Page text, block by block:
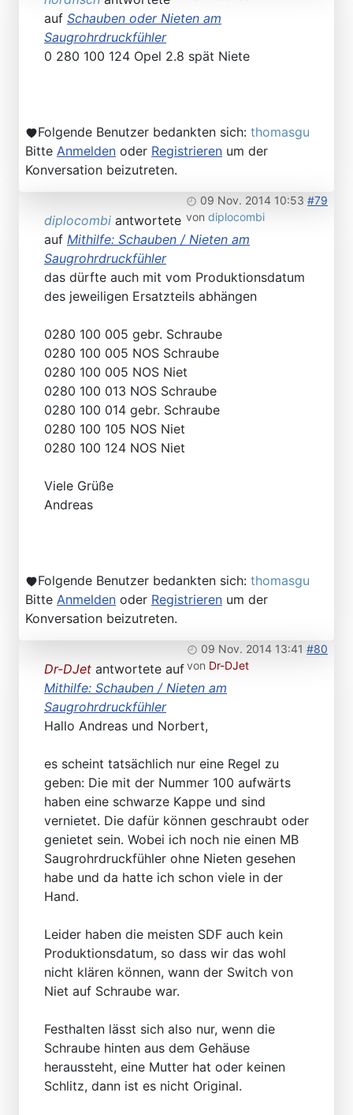
auf Schauben oder Nieten am
Saugrohrdruckfühler
0 280 100 124 Opel 2.8 spät Niete
Folgende Benutzer bedankten sich: thomasgu
Bitte Anmelden oder Registrieren um der
Konversation beizutreten.
09 Nov. 2014 10:53 #79
von diplocombi
diplocombi antwortete
auf Mithilfe: Schauben / Nieten am
Saugrohrdruckfühler
das dürfte auch mit vom Produktionsdatum
des jeweiligen Ersatzteils abhängen
0280 100 005 gebr. Schraube
0280 100 005 NOS Schraube
0280 100 005 NOS Niet
0280 100 013 NOS Schraube
0280 100 014 gebr. Schraube
0280 100 105 NOS Niet
0280 100 124 NOS Niet
Viele Grüße
Andreas
Folgende Benutzer bedankten sich: thomasgu
Bitte Anmelden oder Registrieren um der
Konversation beizutreten.
09 Nov. 2014 13:41 #80
von Dr-DJet
Dr-DJet antwortete auf
Mithilfe: Schauben / Nieten am
Saugrohrdruckfühler
Hallo Andreas und Norbert,
es scheint tatsächlich nur eine Regel zu
geben: Die mit der Nummer 100 aufwärts
haben eine schwarze Kappe und sind
vernietet. Die dafür können geschraubt oder
genietet sein. Wobei ich noch nie einen MB
Saugrohrdruckfühler ohne Nieten gesehen
habe und da hatte ich schon viele in der
Hand.
Leider haben die meisten SDF auch kein
Produktionsdatum, so dass wir das wohl
nicht klären können, wann der Switch von
Niet auf Schraube war.
Festhalten lässt sich also nur, wenn die
Schraube hinten aus dem Gehäuse
heraussteht, eine Mutter hat oder keinen
Schlitz, dann ist es nicht Original.